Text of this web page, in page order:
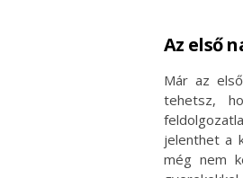
Az első
Már az
tehetsz,
jelenthet a
még nem